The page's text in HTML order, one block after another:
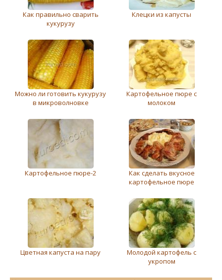
Как правильно сварить
кукурузу
Клецки из капусты
Можно ли готовить кукурузу
в микроволновке
Картофельное пюре с
молоком
Картофельное пюре-2
Как сделать вкусное
картофельное пюре
Цветная капуста на пару
Молодой картофель с
укропом